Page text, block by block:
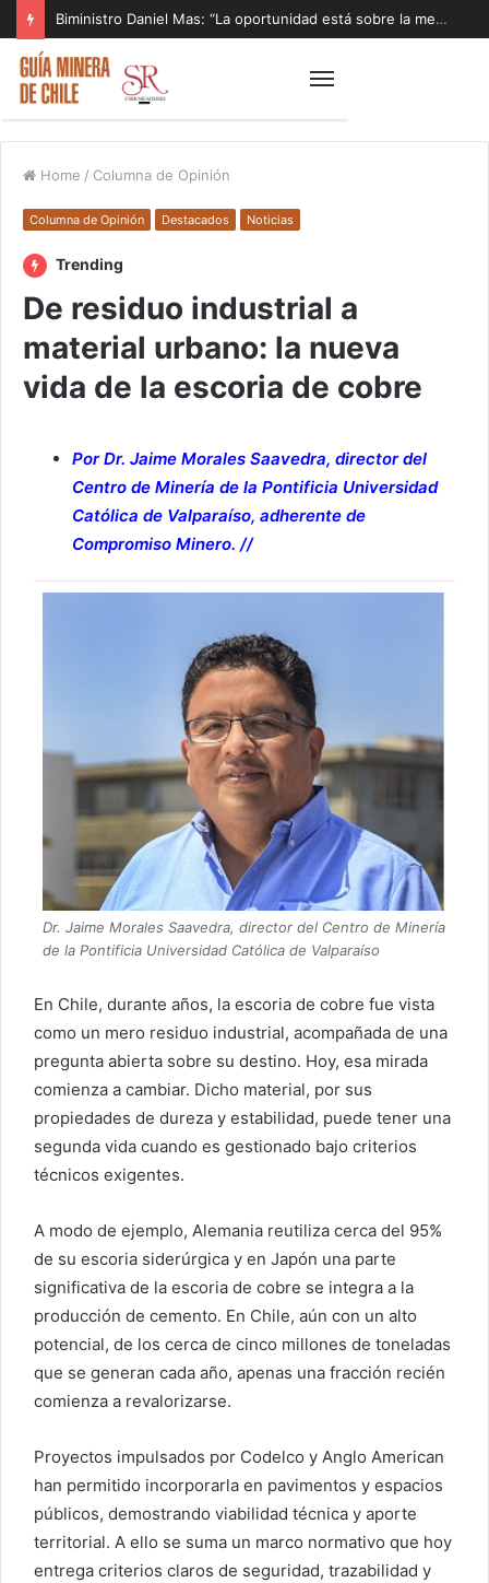
Biministro Daniel Mas: “La oportunidad está sobre la mesa y tenemos que aprovecharla”
Home / Columna de Opinión
Columna de Opinión Destacados Noticias
Trending
De residuo industrial a
material urbano: la nueva
vida de la escoria de cobre
Por Dr. Jaime Morales Saavedra, director del
Centro de Minería de la Pontificia Universidad
Católica de Valparaíso, adherente de
Compromiso Minero. //
Dr. Jaime Morales Saavedra, director del Centro de Minería
de la Pontificia Universidad Católica de Valparaíso
En Chile, durante años, la escoria de cobre fue vista
como un mero residuo industrial, acompañada de una
pregunta abierta sobre su destino. Hoy, esa mirada
comienza a cambiar. Dicho material, por sus
propiedades de dureza y estabilidad, puede tener una
segunda vida cuando es gestionado bajo criterios
técnicos exigentes.
A modo de ejemplo, Alemania reutiliza cerca del 95%
de su escoria siderúrgica y en Japón una parte
significativa de la escoria de cobre se integra a la
producción de cemento. En Chile, aún con un alto
potencial, de los cerca de cinco millones de toneladas
que se generan cada año, apenas una fracción recién
comienza a revalorizarse.
Proyectos impulsados por Codelco y Anglo American
han permitido incorporarla en pavimentos y espacios
públicos, demostrando viabilidad técnica y aporte
territorial. A ello se suma un marco normativo que hoy
entrega criterios claros de seguridad, trazabilidad y